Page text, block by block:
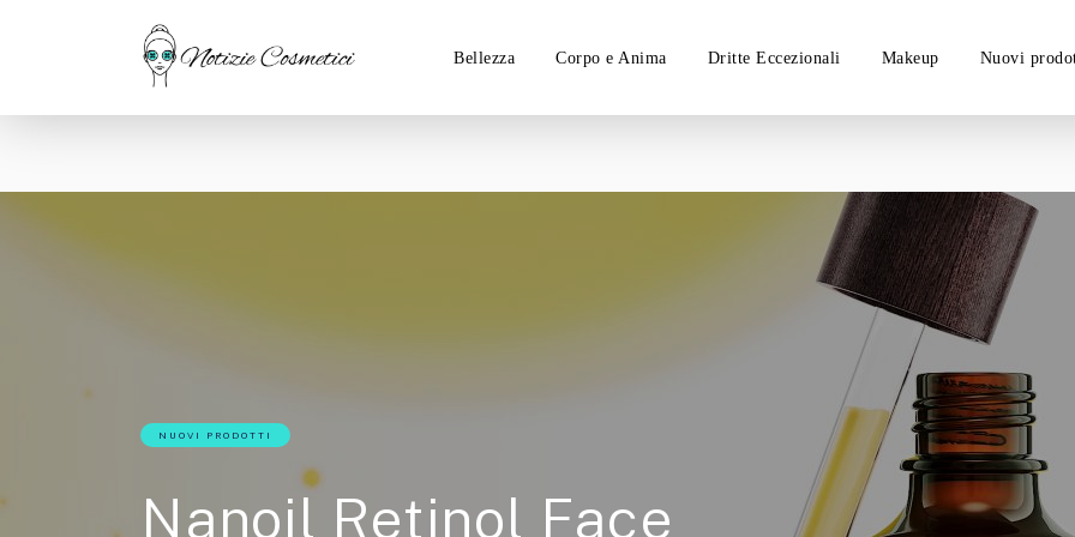
Bellezza Corpo e Anima Dritte Eccezionali Makeup Nuovi
NUOVI PRODOTTI
Nanoil Retinol Face